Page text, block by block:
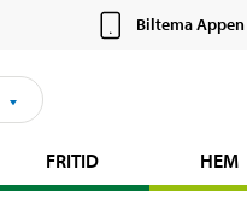
Biltema Appen
FRITID HEM